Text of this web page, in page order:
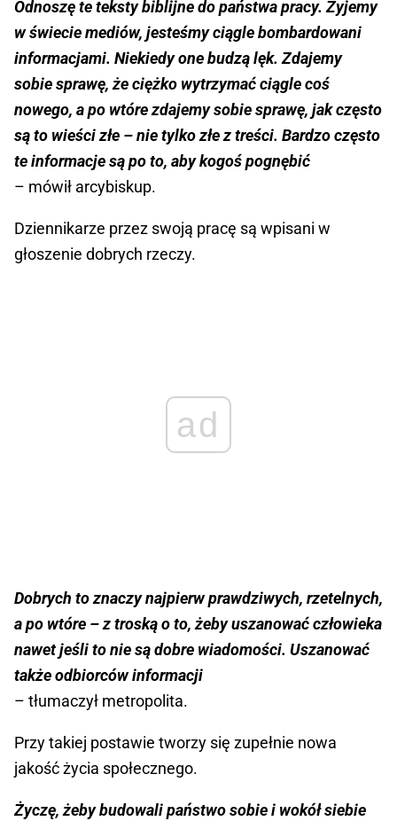
Odnoszę te teksty biblijne do państwa pracy. Żyjemy
w świecie mediów, jesteśmy ciągle bombardowani
informacjami. Niekiedy one budzą lęk. Zdajemy
sobie sprawę, że ciężko wytrzymać ciągle coś
nowego, a po wtóre zdajemy sobie sprawę, jak często
są to wieści złe – nie tylko złe z treści. Bardzo często
te informacje są po to, aby kogoś pognębić
– mówił arcybiskup.
Dziennikarze przez swoją pracę są wpisani w
głoszenie dobrych rzeczy.
ad
Dobrych to znaczy najpierw prawdziwych, rzetelnych,
a po wtóre – z troską o to, żeby uszanować człowieka
nawet jeśli to nie są dobre wiadomości. Uszanować
także odbiorców informacji
– tłumaczył metropolita.
Przy takiej postawie tworzy się zupełnie nowa
jakość życia społecznego.
Życzę, żeby budowali państwo sobie i wokół siebie